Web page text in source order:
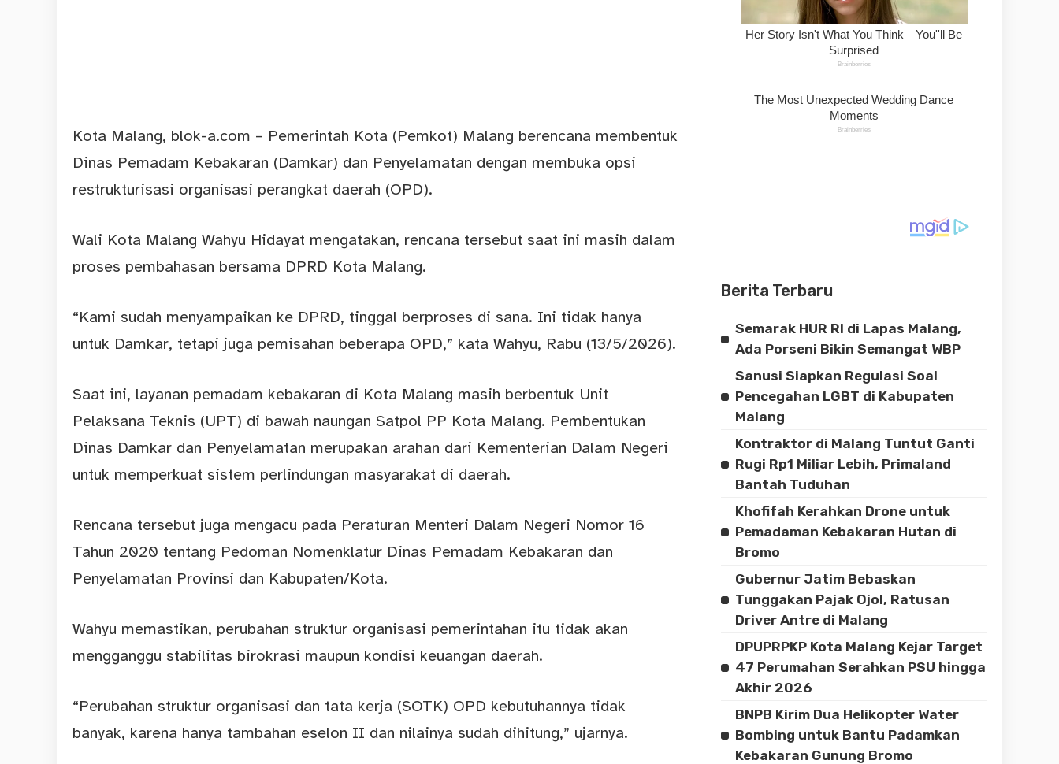
Kota Malang, blok-a.com – Pemerintah Kota (Pemkot) Malang berencana membentuk
Dinas Pemadam Kebakaran (Damkar) dan Penyelamatan dengan membuka opsi
restrukturisasi organisasi perangkat daerah (OPD).
Wali Kota Malang Wahyu Hidayat mengatakan, rencana tersebut saat ini masih dalam
proses pembahasan bersama DPRD Kota Malang.
“Kami sudah menyampaikan ke DPRD, tinggal berproses di sana. Ini tidak hanya
untuk Damkar, tetapi juga pemisahan beberapa OPD,” kata Wahyu, Rabu (13/5/2026).
Saat ini, layanan pemadam kebakaran di Kota Malang masih berbentuk Unit
Pelaksana Teknis (UPT) di bawah naungan Satpol PP Kota Malang. Pembentukan
Dinas Damkar dan Penyelamatan merupakan arahan dari Kementerian Dalam Negeri
untuk memperkuat sistem perlindungan masyarakat di daerah.
Rencana tersebut juga mengacu pada Peraturan Menteri Dalam Negeri Nomor 16
Tahun 2020 tentang Pedoman Nomenklatur Dinas Pemadam Kebakaran dan
Penyelamatan Provinsi dan Kabupaten/Kota.
Wahyu memastikan, perubahan struktur organisasi pemerintahan itu tidak akan
mengganggu stabilitas birokrasi maupun kondisi keuangan daerah.
“Perubahan struktur organisasi dan tata kerja (SOTK) OPD kebutuhannya tidak
banyak, karena hanya tambahan eselon II dan nilainya sudah dihitung,” ujarnya.
Berita Terbaru
Semarak HUR RI di Lapas Malang,
Ada Porseni Bikin Semangat WBP
Sanusi Siapkan Regulasi Soal
Pencegahan LGBT di Kabupaten
Malang
Kontraktor di Malang Tuntut Ganti
Rugi Rp1 Miliar Lebih, Primaland
Bantah Tuduhan
Khofifah Kerahkan Drone untuk
Pemadaman Kebakaran Hutan di
Bromo
Gubernur Jatim Bebaskan
Tunggakan Pajak Ojol, Ratusan
Driver Antre di Malang
DPUPRPKP Kota Malang Kejar Target
47 Perumahan Serahkan PSU hingga
Akhir 2026
BNPB Kirim Dua Helikopter Water
Bombing untuk Bantu Padamkan
Kebakaran Gunung Bromo